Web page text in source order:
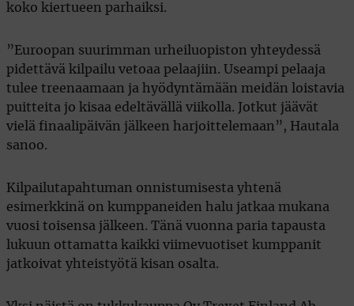
koko kiertueen parhaiksi.
”Euroopan suurimman urheiluopiston yhteydessä
pidettävä kilpailu vetoaa pelaajiin. Useampi pelaaja
tulee treenaamaan ja hyödyntämään meidän loistavia
puitteita jo kisaa edeltävällä viikolla. Jotkut jäävät
vielä finaalipäivän jälkeen harjoittelemaan”, Hautala
sanoo.
Kilpailutapahtuman onnistumisesta yhtenä
esimerkkinä on kumppaneiden halu jatkaa mukana
vuosi toisensa jälkeen. Tänä vuonna paria tapausta
lukuun ottamatta kaikki viimevuotiset kumppanit
jatkoivat yhteistyötä kisan osalta.